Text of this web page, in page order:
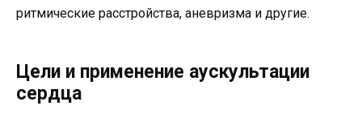
ритмические расстройства, аневризма и другие.
Цели и применение аускультации
сердца